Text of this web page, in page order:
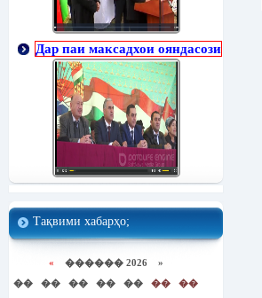
Дар паи максадхои ояндасози
Тақвими хабарҳо;
« ������ 2026 »
��
�� �� �� �� ��
��